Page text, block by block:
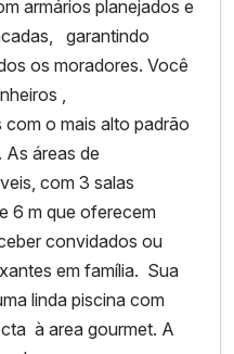
armários planejados e
garantindo
os moradores. Você
,
o mais alto padrão
áreas de
com 3 salas
6 m que oferecem
convidados ou
em família. Sua
linda piscina com
à area gourmet. A